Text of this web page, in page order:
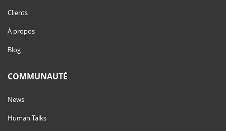
Clients
À propos
Blog
COMMUNAUTÉ
News
Human Talks